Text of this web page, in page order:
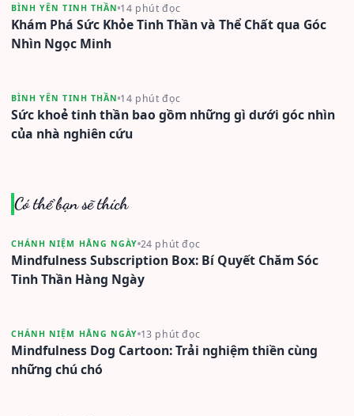
BÌNH YÊN TINH THẦN 14 phút đọc
Khám Phá Sức Khỏe Tinh Thần và Thể Chất qua Góc
Nhìn Ngọc Minh
BÌNH YÊN TINH THẦN 14 phút đọc
Sức khoẻ tinh thần bao gồm những gì dưới góc nhìn
của nhà nghiên cứu
Có thể bạn sẽ thích
CHÁNH NIỆM HẰNG NGÀY 24 phút đọc
Mindfulness Subscription Box: Bí Quyết Chăm Sóc
Tinh Thần Hàng Ngày
CHÁNH NIỆM HẰNG NGÀY 13 phút đọc
Mindfulness Dog Cartoon: Trải nghiệm thiền cùng
những chú chó